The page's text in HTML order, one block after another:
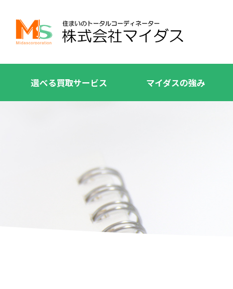
選べる買取サービス マイダスの強み